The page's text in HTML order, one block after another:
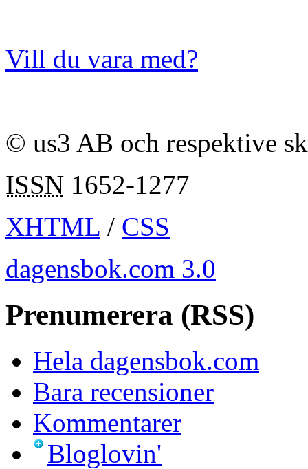
Vill du vara med?
© us3 AB och respektive
ISSN 1652-1277
XHTML / CSS
dagensbok.com 3.0
Prenumerera (RSS)
Hela dagensbok.com
Bara recensioner
Kommentarer
Bloglovin'